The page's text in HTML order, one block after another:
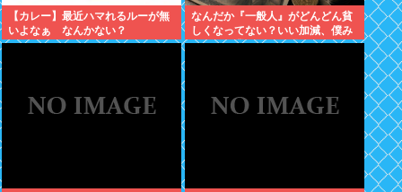
【カレー】最近ハマれるルーが無
いよなぁ なんかない？
なんだか『一般人』がどんどん貧
しくなってない？いい加減、僕み
たいに副業したら？週に2日休む